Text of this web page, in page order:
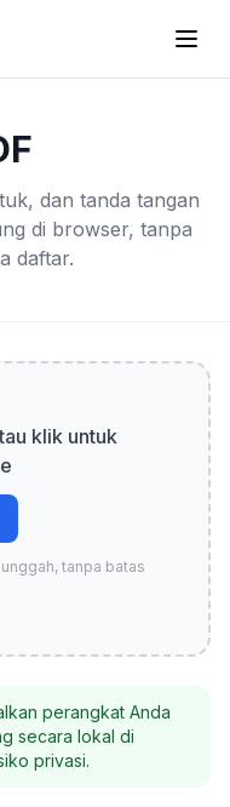
dan tanda tangan
di browser, tanpa
daftar.
klik untuk
tanpa batas
perangkat Anda
secara lokal di
privasi.